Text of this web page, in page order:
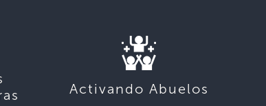
Activando Abuelos